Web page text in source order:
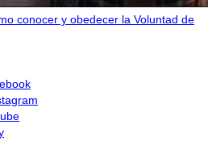
conocer y obedecer la Voluntad de